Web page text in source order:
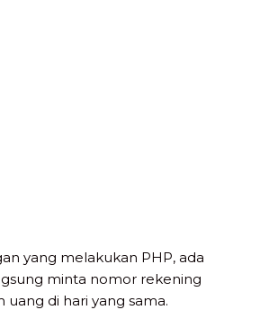
yang melakukan PHP, ada
minta nomor rekening
di hari yang sama.